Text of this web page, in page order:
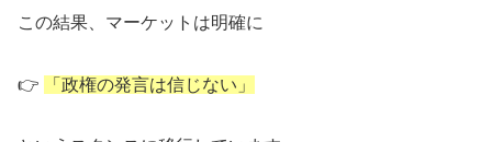
この結果、マーケットは明確に
👉 「政権の発言は信じない」